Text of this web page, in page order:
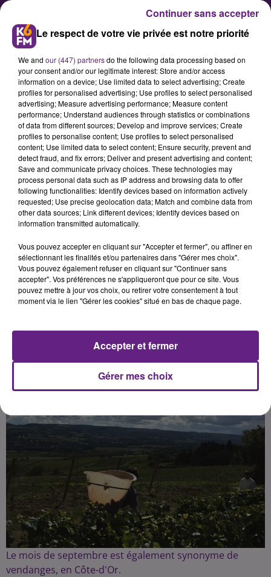
Dijon : un afterwork scientifique
« vin et changement climatique
Remue-Méninges revient pour une
troisième saison pour parler de
sciences autrement. Pour la
il sera question des effets du
changement climatique sur le vin.
Publié : 14 septembre 2024 à 11h00 par Charles Perrin
Le mois de septembre est également synonyme de
vendanges, en Côte-d'Or.
Le respect de votre vie privée est notre priorité
We and our (447) partnersdo the following data processing based on
your consent and/or our legitimate interest: Store and/or access
information on a device; Use limited data to select advertising; Create
profiles for personalised advertising; Use profiles to select personalised
advertising; Measure advertising performance; Measure content
performance; Understand audiences through statistics or combinations
of data from different sources; Develop and improve services; Create
profiles to personalise content; Use profiles to select personalised
content; Use limited data to select content; Ensure security, prevent and
detect fraud, and fix errors; Deliver and present advertising and content;
Save and communicate privacy choices. These technologies may
process personal data such as IP address and browsing data to offer
following functionalities: Identify devices based on information actively
requested; Use precise geolocation data; Match and combine data from
other data sources; Link different devices; Identify devices based on
information transmitted automatically.
Vous pouvez accepter en cliquant sur "Accepter et fermer", ou affiner en
sélectionnant les finalités et/ou partenaires dans "Gérer mes choix".
Vous pouvez également refuser en cliquant sur "Continuer sans
accepter". Vos préférences ne s'appliqueront que pour ce site. Vous
pouvez mettre à jour vos choix, ou retirer votre consentement à tout
moment via le lien "Gérer les cookies" situé en bas de chaque page.
Gérer mes choix
Accepter et fermer
Continuer sans accepter